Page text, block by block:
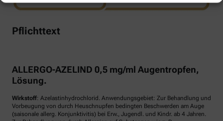
Pflichttext
ALLERGO-AZELIND 0,5 mg/ml Augentropfen,
Lösung.
Wirkstoff: Azelastinhydrochlorid. Anwendungsgebiet: Zur Behandlung und
Vorbeugung von durch Heuschnupfen bedingten Beschwerden am Auge
(saisonale allerg. Konjunktivitis) bei Erw., Jugendl. und Kindr. ab 4 Jahren.